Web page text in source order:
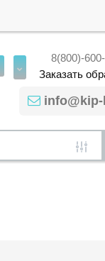
8(800)-
Заказать